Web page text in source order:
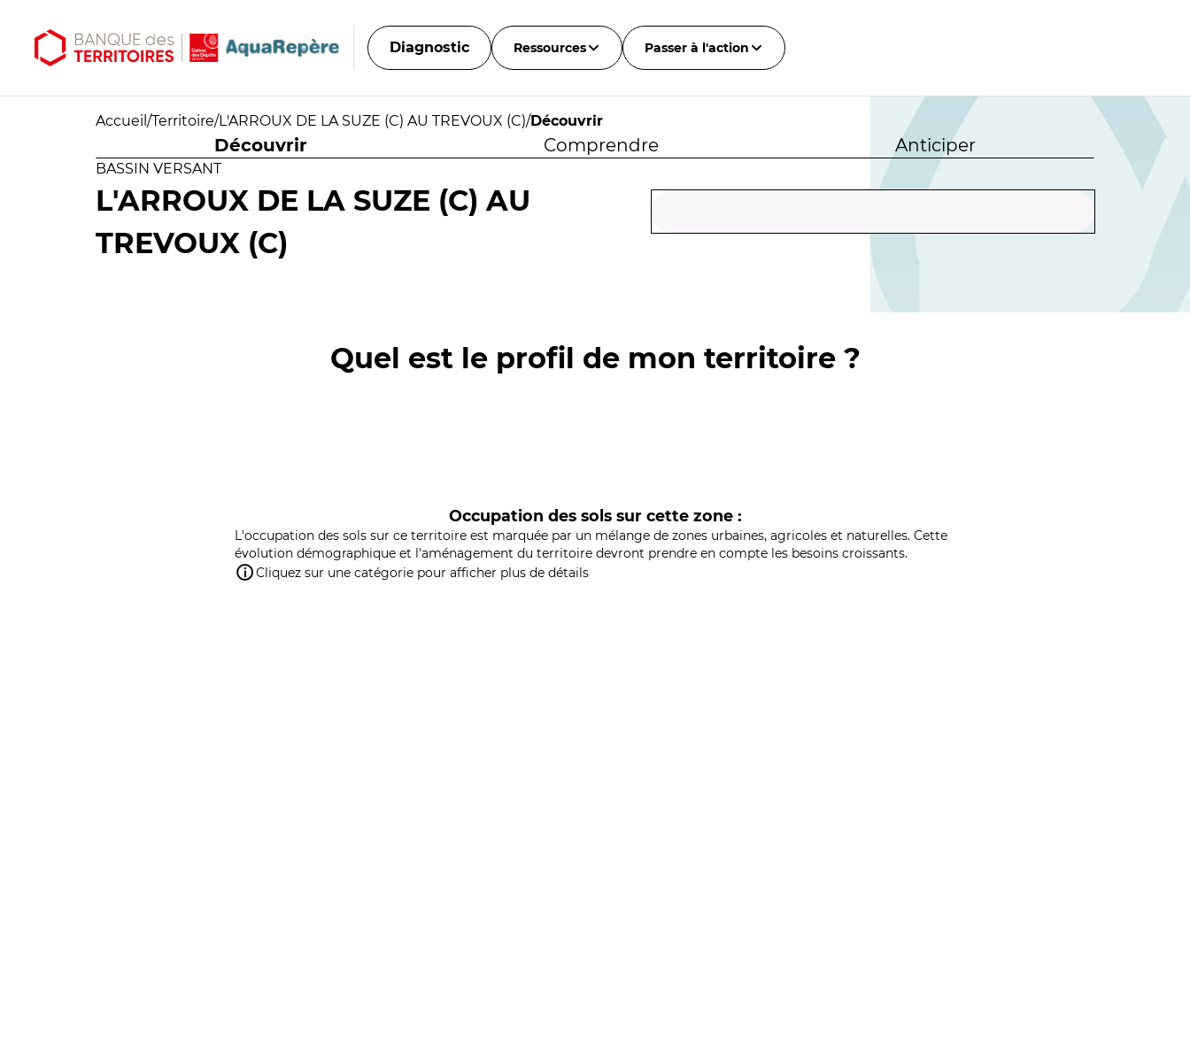
Diagnostic Ressources Passer à l'action
Accueil /Territoire/L'ARROUX DE LA SUZE (C) AU TREVOUX (C)/Découvrir
Découvrir Comprendre Anticiper
BASSIN VERSANT
L'ARROUX DE LA SUZE (C) AU
TREVOUX (C)
Quel est le profil de mon territoire ?
Occupation des sols sur cette zone :
L'occupation des sols sur ce territoire est marquée par un mélange de zones urbaines, agricoles et naturelles. Cette
évolution démographique et l'aménagement du territoire devront prendre en compte les besoins croissants.
Cliquez sur une catégorie pour afficher plus de détails